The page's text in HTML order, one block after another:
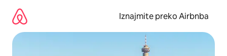
sadržaj
Iznajmite preko Airbnba